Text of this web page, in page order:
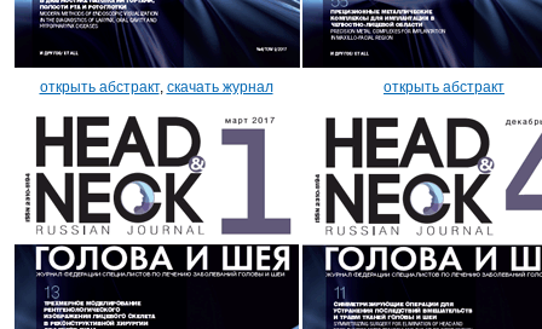
открыть абстракт, скачать журнал открыть абстракт